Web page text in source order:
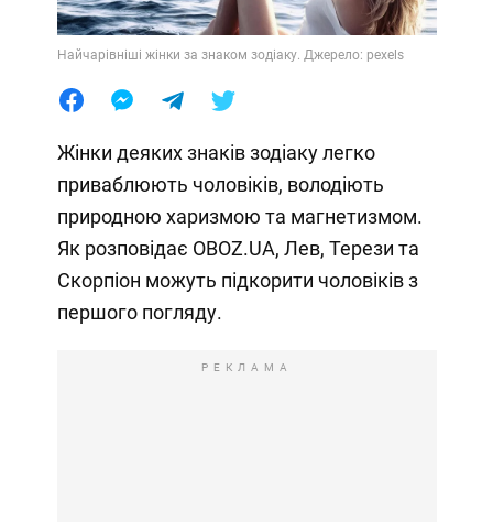
Найчарівніші жінки за знаком зодіаку. Джерело: pexels
Жінки деяких знаків зодіаку легко
приваблюють чоловіків, володіють
природною харизмою та магнетизмом.
Як розповідає OBOZ.UA, Лев, Терези та
Скорпіон можуть підкорити чоловіків з
першого погляду.
РЕКЛАМА